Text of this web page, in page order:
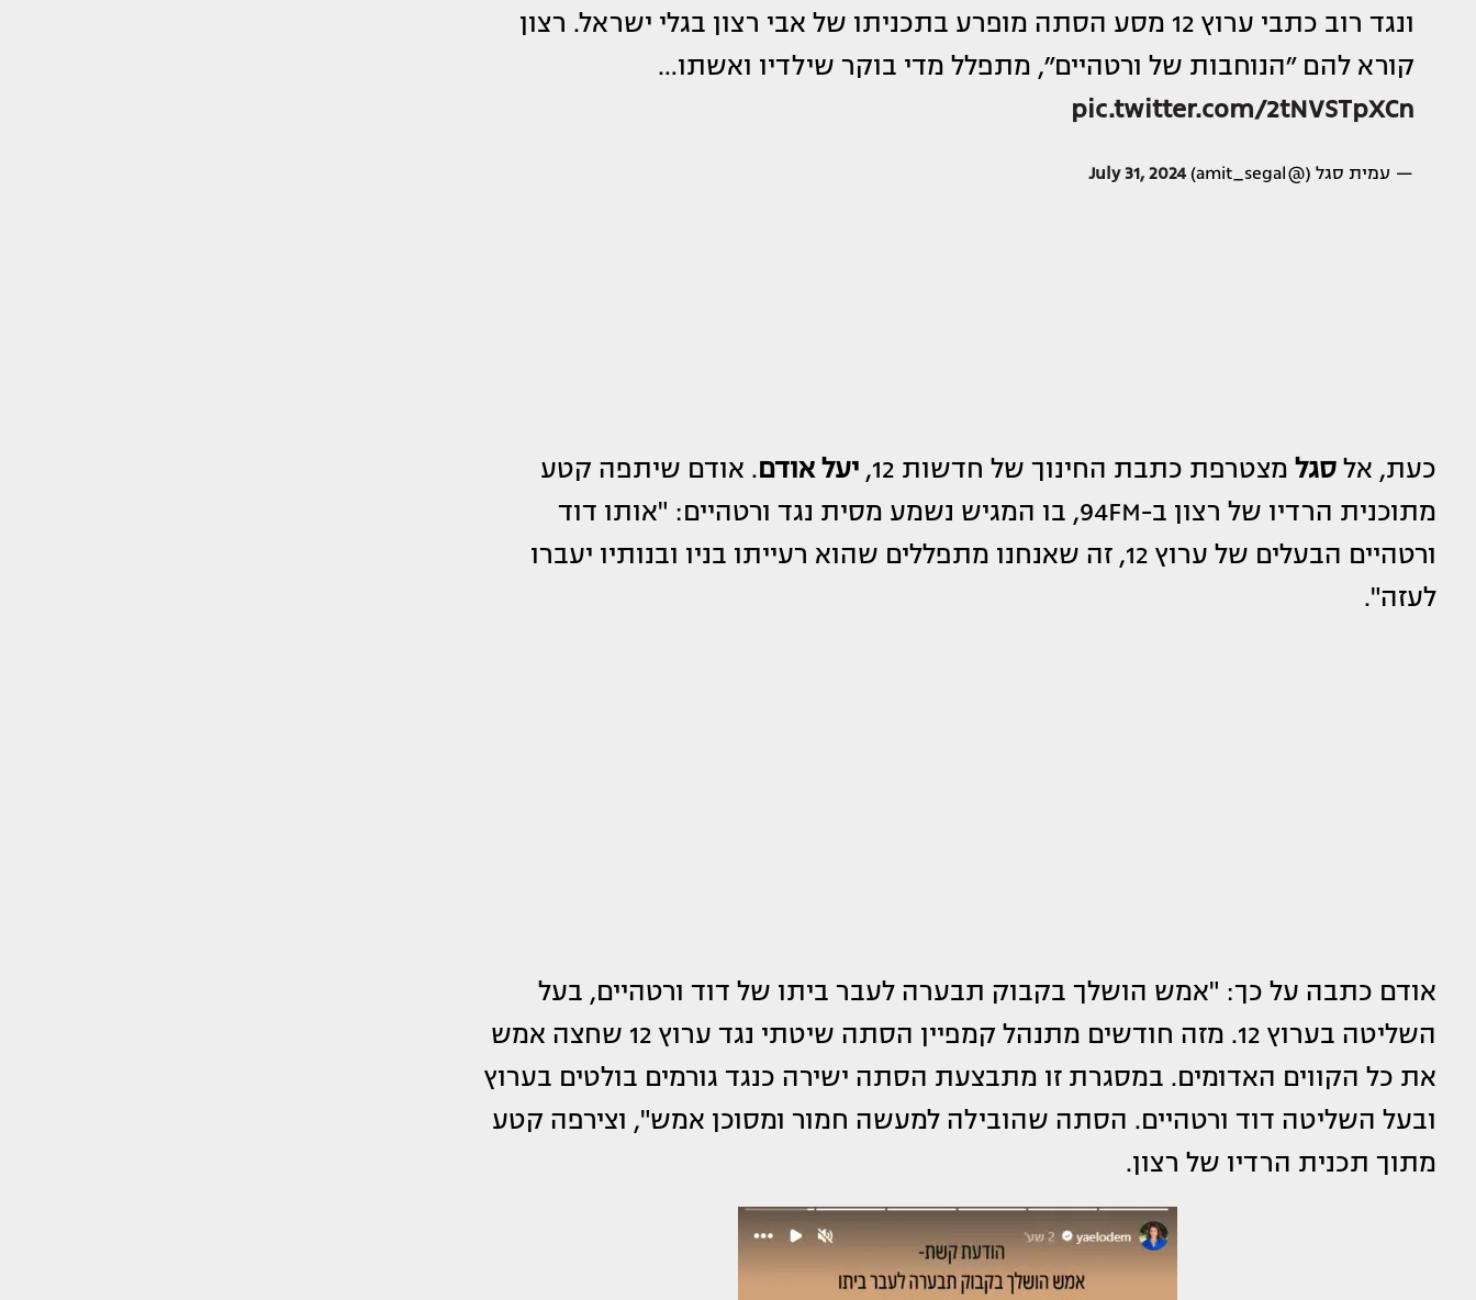
ונגד רוב כתבי ערוץ 12 מסע הסתה מופרע בתכניתו של אבי רצון בגלי ישראל. רצון
קורא להם ״הנוחבות של ורטהיים״, מתפלל מדי בוקר שילדיו ואשתו…
pic.twitter.com/2tNVSTpXCn
— עמית סגל (@amit_segal) July 31, 2024
כעת, אלסגל מצטרפת כתבת החינוך של חדשות 12, יעל אודם. אודם שיתפה קטע
מתוכנית הרדיו של רצון ב-94FM, בו המגיש נשמע מסית נגד ורטהיים: "אותו דוד
ורטהיים הבעלים של ערוץ 12, זה שאנחנו מתפללים שהוא רעייתו בניו ובנותיו יעברו
לעזה".
אודם כתבה על כך: "אמש הושלך בקבוק תבערה לעבר ביתו של דוד ורטהיים, בעל
השליטה בערוץ 12. מזה חודשים מתנהל קמפיין הסתה שיטתי נגד ערוץ 12 שחצה אמש
את כל הקווים האדומים. במסגרת זו מתבצעת הסתה ישירה כנגד גורמים בולטים בערוץ
ובעל השליטה דוד ורטהיים. הסתה שהובילה למעשה חמור ומסוכן אמש", וצירפה קטע
מתוך תכנית הרדיו של רצון.